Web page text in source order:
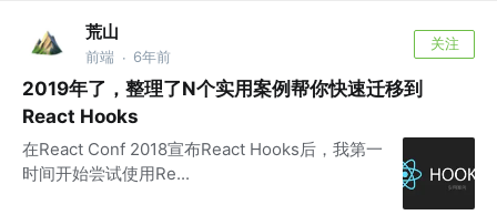
荒山
前端 · 6年前
关注
2019年了，整理了N个实用案例帮你快速迁移到
React Hooks
在React Conf 2018宣布React Hooks后，我第一
时间开始尝试使用Re...